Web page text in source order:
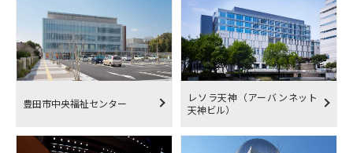
豊田市中央福祉センター
レソラ天神（アーバンネット
天神ビル）